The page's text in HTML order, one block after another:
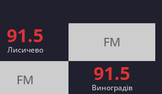
91.5
Лисичево FM
FM 91.5
Виноградів